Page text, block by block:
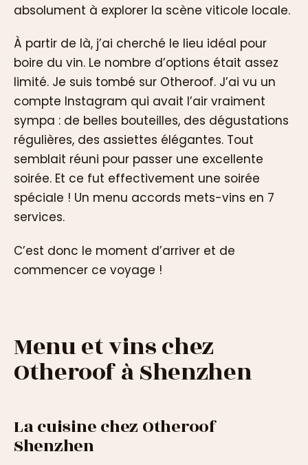
absolument à explorer la scène viticole locale.
À partir de là, j’ai cherché le lieu idéal pour
boire du vin. Le nombre d’options était assez
limité. Je suis tombé sur Otheroof. J’ai vu un
compte Instagram qui avait l’air vraiment
sympa : de belles bouteilles, des dégustations
régulières, des assiettes élégantes. Tout
semblait réuni pour passer une excellente
soirée. Et ce fut effectivement une soirée
spéciale ! Un menu accords mets-vins en 7
services.
C’est donc le moment d’arriver et de
commencer ce voyage !
Menu et vins chez
Otheroof à Shenzhen
La cuisine chez Otheroof
Shenzhen